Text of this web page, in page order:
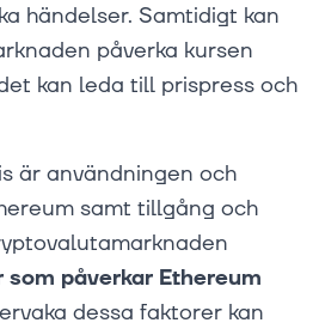
händelser. Samtidigt kan
påverka kursen
kan leda till prispress och
är användningen och
samt tillgång och
som påverkar Ethereum
dessa faktorer kan